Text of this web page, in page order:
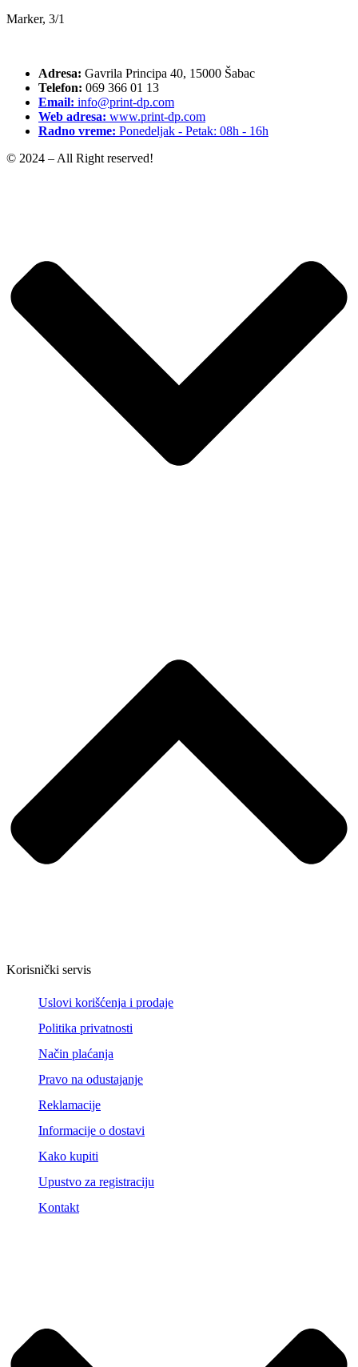
Marker, 3/1
Adresa: Gavrila Principa 40, 15000 Šabac
Telefon: 069 366 01 13
Email: info@print-dp.com
Web adresa: www.print-dp.com
Radno vreme: Ponedeljak - Petak: 08h - 16h
© 2024 – All Right reserved!
Korisnički servis
Uslovi korišćenja i prodaje
Politika privatnosti
Način plaćanja
Pravo na odustajanje
Reklamacije
Informacije o dostavi
Kako kupiti
Upustvo za registraciju
Kontakt